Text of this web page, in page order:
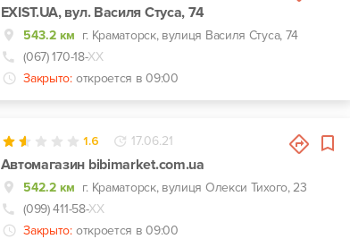
EXIST.UA, вул. Василя Стуса, 74
543.2 км г. Краматорск, вулиця Василя Стуса, 74
(067) 170-18-ХХ
Закрыто: откроется в 09:00
1.6 17.06.21
Автомагазин bibimarket.com.ua
542.2 км г. Краматорск, вулиця Олекси Тихого, 23
(099) 411-58-ХХ
Закрыто: откроется в 09:00